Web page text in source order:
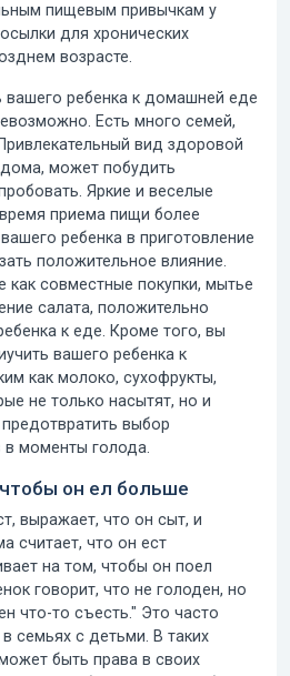
пищевым привычкам у
для хронических
возрасте.
вашего ребенка к домашней еде
Есть много семей,
вид здоровой
может побудить
Яркие и веселые
приема пищи более
ребенка в приготовление
положительное влияние.
как совместные покупки, мытье
салата, положительно
к еде. Кроме того, вы
вашего ребенка к
как молоко, сухофрукты,
не только насытят, но и
выбор
моменты голода.
он ел больше
выражает, что он сыт, и
считает, что он ест
на том, чтобы он поел
говорит, что не голоден, но
что-то съесть." Это часто
семьях с детьми. В таких
быть права в своих